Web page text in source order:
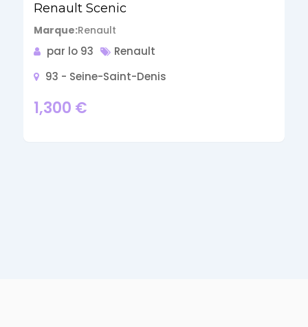
Renault Scenic
Marque Renault
par lo 93
Renault
93 - Seine-Saint-Denis
1,300 €